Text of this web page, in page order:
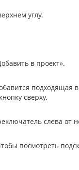
углу.
в проект».
подходящая
сверху.
слева от
посмотреть